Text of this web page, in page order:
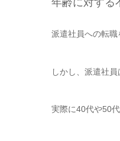
年齢に対する
派遣社員への転職
しかし、派遣社
実際に40代や50